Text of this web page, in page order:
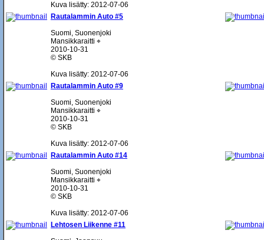
Kuva lisätty: 2012-07-06
Rautalammin Auto #5
Suomi, Suonenjoki
Mansikkaraitti ⌖
2010-10-31
© SKB
Kuva lisätty: 2012-07-06
Rautalammin Auto #9
Suomi, Suonenjoki
Mansikkaraitti ⌖
2010-10-31
© SKB
Kuva lisätty: 2012-07-06
Rautalammin Auto #14
Suomi, Suonenjoki
Mansikkaraitti ⌖
2010-10-31
© SKB
Kuva lisätty: 2012-07-06
Lehtosen Liikenne #11